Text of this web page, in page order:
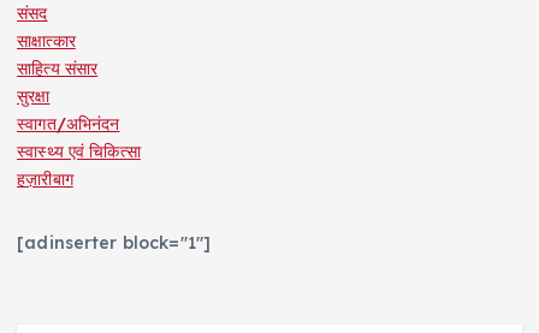
संसद
साक्षात्कार
साहित्य संसार
सुरक्षा
स्वागत/अभिनंदन
स्वास्थ्य एवं चिकित्सा
हज़ारीबाग
[adinserter block="1"]